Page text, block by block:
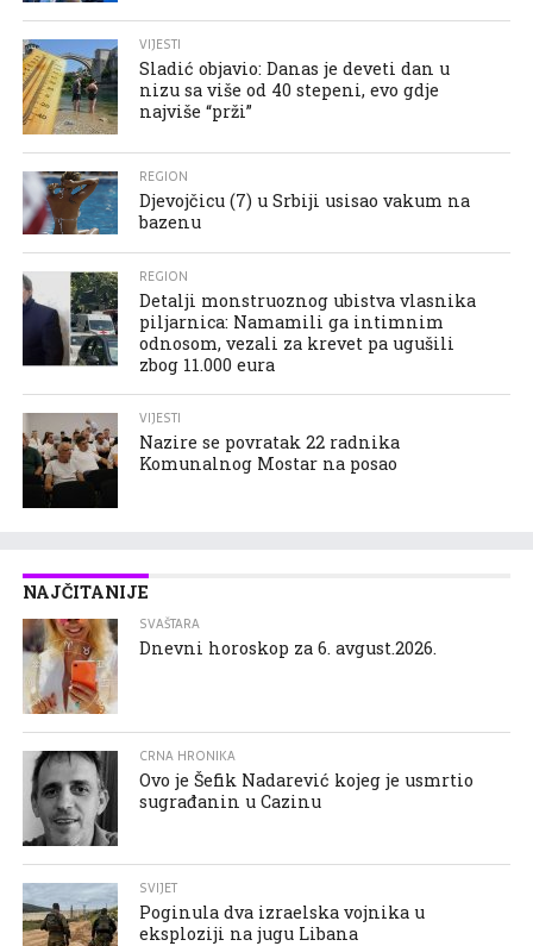
VIJESTI
Sladić objavio: Danas je deveti dan u
nizu sa više od 40 stepeni, evo gdje
najviše “prži”
REGION
Djevojčicu (7) u Srbiji usisao vakum na
bazenu
REGION
Detalji monstruoznog ubistva vlasnika
piljarnica: Namamili ga intimnim
odnosom, vezali za krevet pa ugušili
zbog 11.000 eura
VIJESTI
Nazire se povratak 22 radnika
Komunalnog Mostar na posao
NAJČITANIJE
SVAŠTARA
Dnevni horoskop za 6. avgust.2026.
CRNA HRONIKA
Ovo je Šefik Nadarević kojeg je usmrtio
sugrađanin u Cazinu
SVIJET
Poginula dva izraelska vojnika u
eksploziji na jugu Libana